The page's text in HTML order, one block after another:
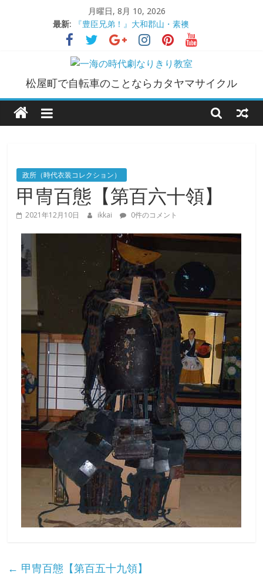
ッ
月曜日, 8月 10, 2026
最新:
『豊臣兄弟！』大和郡山・素襖
大和郡山城
手作り甲冑奮闘記【黒糸縅胴丸鎧】
●大和郡山城（『豊臣兄弟！』企画）
大阪城オフ会・2026年ＧＷ
一
海
時
代
劇
な
り
き
り
教
室
松屋町で自転車のことならカタヤマサイクル
政所（時代衣装コレクション）
甲冑百態【第百六十領】
2021年12月10日 ikkai 0件のコメント
← 甲冑百態【第百五十九領】